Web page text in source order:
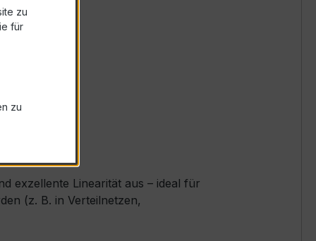
exzellente Linearität aus – ideal für
(z. B. in Verteilnetzen,
zu
für
zu